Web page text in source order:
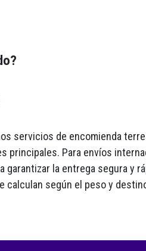
servicios de encomienda
principales. Para envíos
la entrega segura y
calculan según el peso y